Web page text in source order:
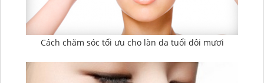
Cách chăm sóc tối ưu cho làn da tuổi đôi mươi